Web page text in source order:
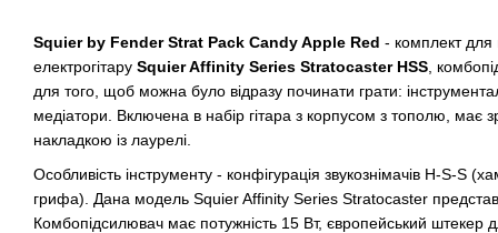
Squier by Fender Strat Pack Candy Apple Red - комплект для
електрогітару Squier Affinity Series Stratocaster HSS,
для того, щоб можна було відразу починати грати:
медіатори. Включена в набір гітара з корпусом з тополю, має
накладкою із лаурелі.
Особливість інструменту - конфігурація звукознімачів H-S-S
грифа). Дана модель Squier Affinity Series Stratocaster
Комбопідсилювач має потужність 15 Вт, європейський